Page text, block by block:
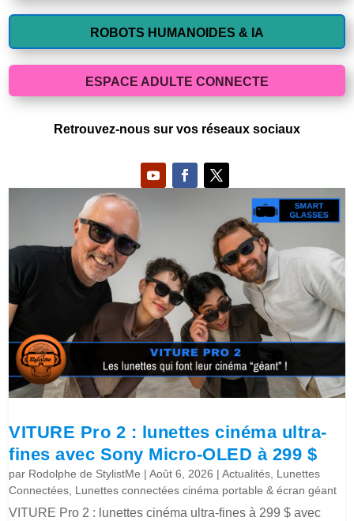
ROBOTS HUMANOIDES & IA
ESPACE ADULTE CONNECTE
Retrouvez-nous sur vos réseaux sociaux
VITURE Pro 2 : lunettes cinéma ultra-
fines avec Sony Micro-OLED à 299 $
par Rodolphe de StylistMe |Août 6, 2026 |Actualités, Lunettes
Connectées, Lunettes connectées cinéma portable & écran géant
VITURE Pro 2 : lunettes cinéma ultra-fines à 299 $ avec